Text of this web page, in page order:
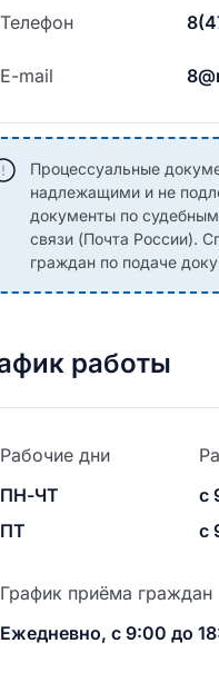
Телефон
E-mail
Процессуальные
надлежащими и не
документы по
связи (Почта России).
граждан по подаче
работы
Рабочие дни
ПН-ЧТ
ПТ
с
с
График приёма граждан
Ежедневно, с 9:00 до